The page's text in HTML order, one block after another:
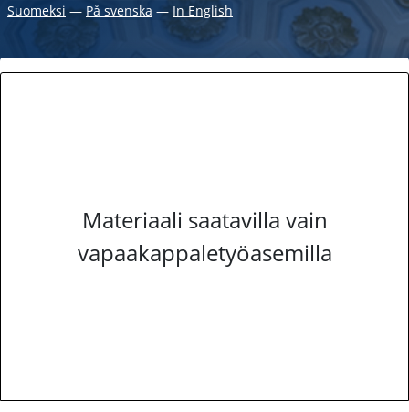
Suomeksi ― På svenska ― In English
Materiaali saatavilla vain
vapaakappaletyöasemilla